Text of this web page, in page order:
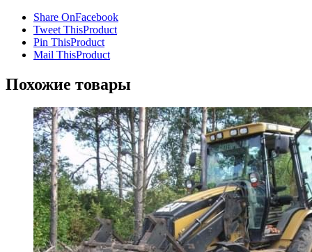
Share OnFacebook
Tweet ThisProduct
Pin ThisProduct
Mail ThisProduct
Похожие товары